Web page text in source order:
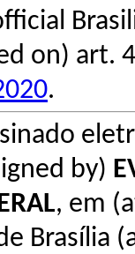
on) art.
.
by)
, em
Brasília